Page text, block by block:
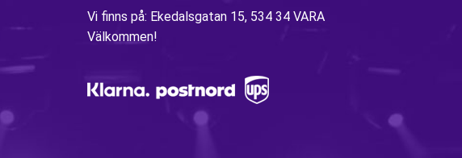
Vi finns på: Ekedalsgatan 15, 534 34 VARA
Välkommen!